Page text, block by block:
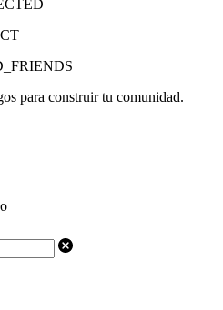
para construir tu comunidad.